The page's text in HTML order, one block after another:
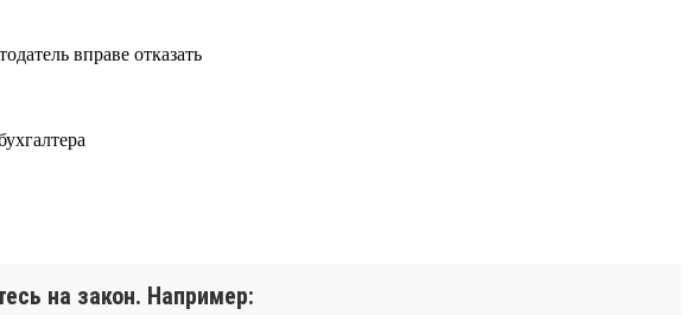
вправе отказать
на закон. Например: